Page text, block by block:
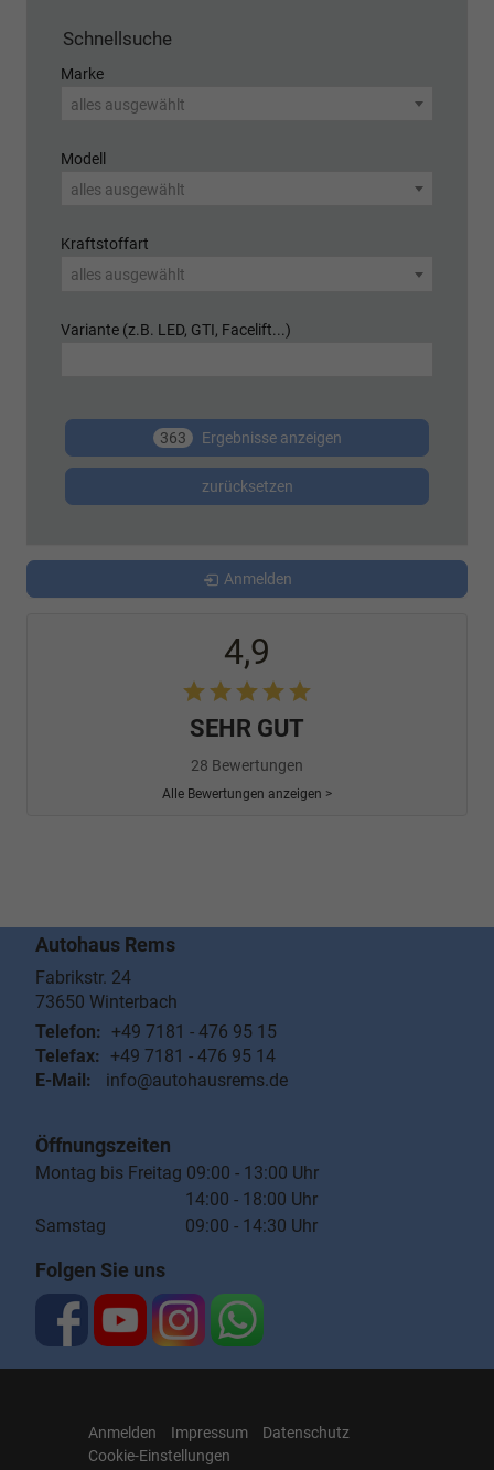
Schnellsuche
Marke
alles ausgewählt
Modell
alles ausgewählt
Kraftstoffart
alles ausgewählt
Variante (z.B. LED, GTI, Facelift...)
363 Ergebnisse anzeigen
zurücksetzen
Anmelden
4,9
SEHR GUT
28 Bewertungen
Alle Bewertungen anzeigen >
Autohaus Rems
Fabrikstr. 24
73650 Winterbach
Telefon: +49 7181 - 476 95 15
Telefax: +49 7181 - 476 95 14
E-Mail:
info@autohausrems.de
Öffnungszeiten
Montag bis Freitag 09:00 - 13:00 Uhr
14:00 - 18:00 Uhr
Samstag 09:00 - 14:30 Uhr
Folgen Sie uns
Anmelden Impressum
Datenschutz
Cookie-Einstellungen